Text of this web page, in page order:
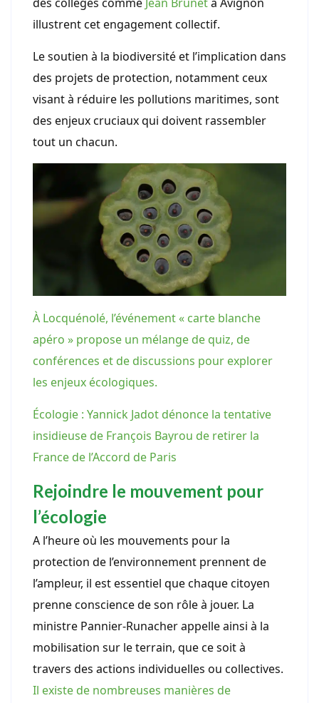
illustrent cet engagement collectif.
Le soutien à la biodiversité et l’implication dans
des projets de protection, notamment ceux
visant à réduire les pollutions maritimes, sont
des enjeux cruciaux qui doivent rassembler
tout un chacun.
À Locquénolé, l’événement « carte blanche
apéro » propose un mélange de quiz, de
conférences et de discussions pour explorer
les enjeux écologiques.
Écologie : Yannick Jadot dénonce la tentative
insidieuse de François Bayrou de retirer la
France de l’Accord de Paris
Rejoindre le mouvement pour
l’écologie
A l’heure où les mouvements pour la
protection de l’environnement prennent de
l’ampleur, il est essentiel que chaque citoyen
prenne conscience de son rôle à jouer. La
ministre Pannier-Runacher appelle ainsi à la
mobilisation sur le terrain, que ce soit à
travers des actions individuelles ou collectives.
Il existe de nombreuses manières de